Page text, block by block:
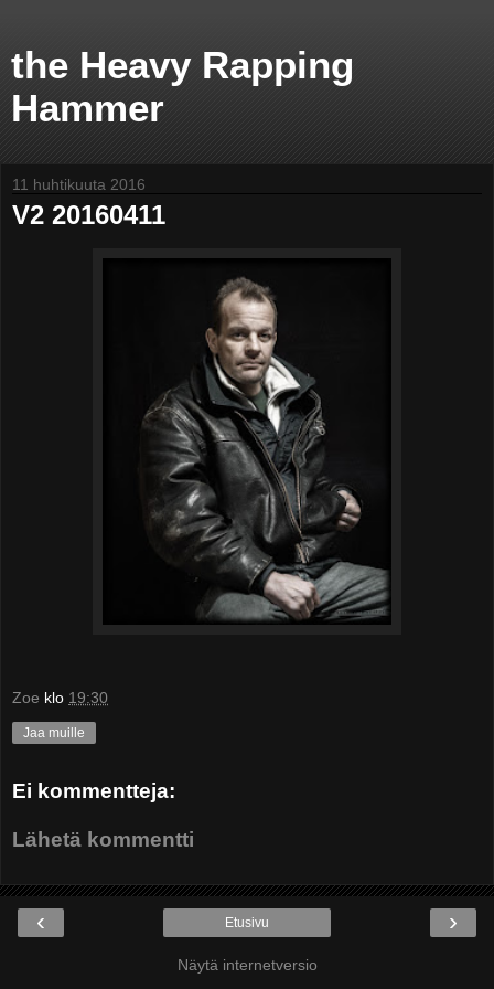
the Heavy Rapping
Hammer
11 huhtikuuta 2016
V2 20160411
Zoe klo 19:30
Jaa muille
Ei kommentteja:
Lähetä kommentti
‹ ›
Etusivu
Näytä internetversio